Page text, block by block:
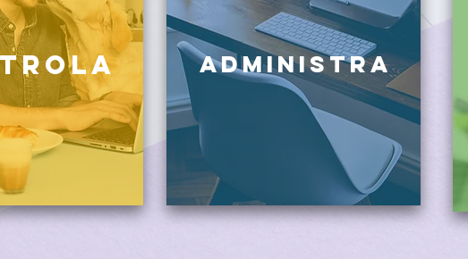
Administra